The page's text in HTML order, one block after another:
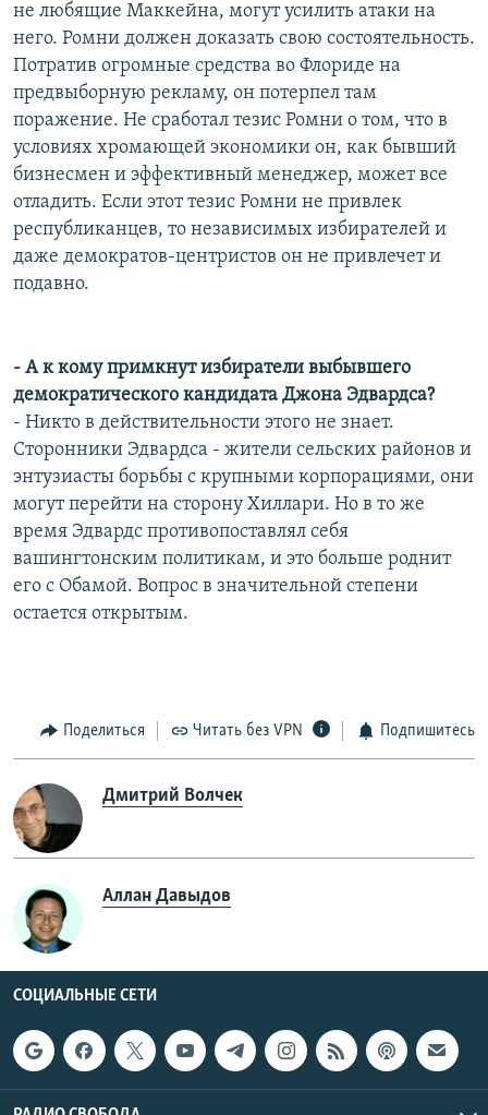
не любящие Маккейна, могут усилить атаки на
него. Ромни должен доказать свою состоятельность.
Потратив огромные средства во Флориде на
предвыборную рекламу, он потерпел там
поражение. Не сработал тезис Ромни о том, что в
условиях хромающей экономики он, как бывший
бизнесмен и эффективный менеджер, может все
отладить. Если этот тезис Ромни не привлек
республиканцев, то независимых избирателей и
даже демократов-центристов он не привлечет и
подавно.
- А к кому примкнут избиратели выбывшего
демократического кандидата Джона Эдвардса?
- Никто в действительности этого не знает.
Сторонники Эдвардса - жители сельских районов и
энтузиасты борьбы с крупными корпорациями, они
могут перейти на сторону Хиллари. Но в то же
время Эдвардс противопоставлял себя
вашингтонским политикам, и это больше роднит
его с Обамой. Вопрос в значительной степени
остается открытым.
Поделиться Читать без VPN Подпишитесь
Дмитрий Волчек
Аллан Давыдов
СОЦИАЛЬНЫЕ СЕТИ